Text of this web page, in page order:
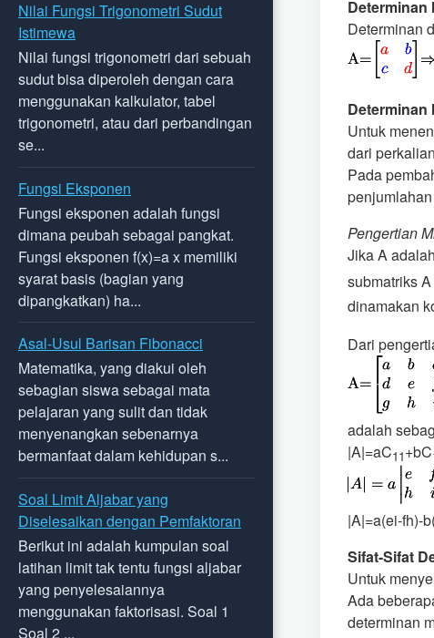
Nilai Fungsi Trigonometri Sudut
Istimewa
Nilai fungsi trigonometri dari sebuah
sudut bisa diperoleh dengan cara
menggunakan kalkulator, tabel
trigonometri, atau dari perbandingan
se...
Fungsi Eksponen
Fungsi eksponen adalah fungsi
dimana peubah sebagai pangkat.
Fungsi eksponen f(x)=a x memiliki
syarat basis (bagian yang
dipangkatkan) ha...
Asal-Usul Barisan Fibonacci
Matematika, yang diakui oleh
sebagian siswa sebagai mata
pelajaran yang sulit dan tidak
menyenangkan sebenarnya
bermanfaat dalam kehidupan s...
Soal Limit Aljabar yang
Diselesaikan dengan Pemfaktoran
Berikut ini adalah kumpulan soal
latihan limit tak tentu fungsi aljabar
yang penyelesaiannya
menggunakan faktorisasi. Soal 1
Soal 2 ...
Determinan
Determinan
Determinan
Untuk
dari
Pada
Pengertian
Jika A
submatriks
dinamakan
Dari
adalah
|A|=aC11+bC
|A|=a(ei-fh)-
Sifat-Sifat
Untuk
Ada
determinan